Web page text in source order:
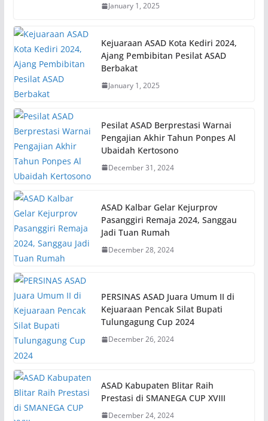
January 1, 2025
Kejuaraan ASAD Kota Kediri 2024,
Ajang Pembibitan Pesilat ASAD
Berbakat
January 1, 2025
Pesilat ASAD Berprestasi Warnai
Pengajian Akhir Tahun Ponpes Al
Ubaidah Kertosono
December 31, 2024
ASAD Kalbar Gelar Kejurprov
Pasanggiri Remaja 2024, Sanggau
Jadi Tuan Rumah
December 28, 2024
PERSINAS ASAD Juara Umum II di
Kejuaraan Pencak Silat Bupati
Tulungagung Cup 2024
December 26, 2024
ASAD Kabupaten Blitar Raih
Prestasi di SMANEGA CUP XVIII
December 24, 2024